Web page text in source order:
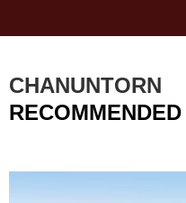
CHANUNTORN